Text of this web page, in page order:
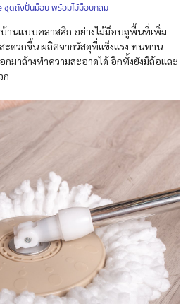
ชุดถังปั่นม็อบ พร้อมไม้ม็อบกลม
านแบบคลาสสิก อย่างไม้ม็อบถูพื้นที่เพิ่ม
ะดวกขึ้น ผลิตจากวัสดุที่แข็งแรง ทนทาน
มาล้างทำความสะอาดได้ อีกทั้งยังมีล้อและ
ก